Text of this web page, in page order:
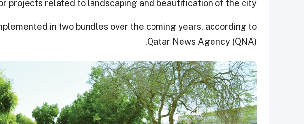
projects related to landscaping and beautification of the city.
in two bundles over the coming years, according to
Qatar News Agency (QNA).